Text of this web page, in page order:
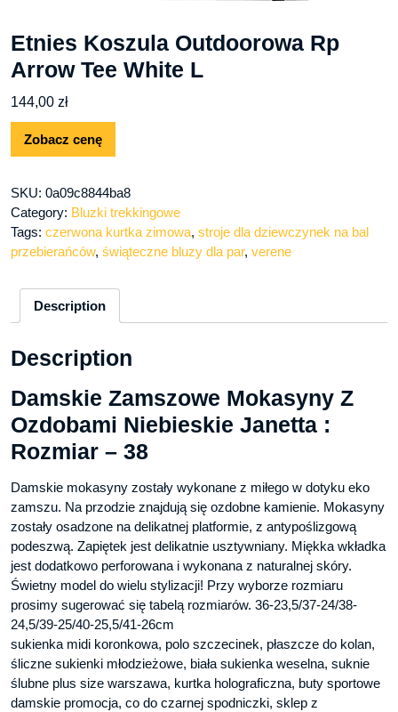
Etnies Koszula Outdoorowa Rp
Arrow Tee White L
144,00 zł
Zobacz cenę
SKU: 0a09c8844ba8
Category: Bluzki trekkingowe
Tags: czerwona kurtka zimowa, stroje dla dziewczynek na bal
przebierańców, świąteczne bluzy dla par, verene
Description
Description
Damskie Zamszowe Mokasyny Z
Ozdobami Niebieskie Janetta :
Rozmiar – 38
Damskie mokasyny zostały wykonane z miłego w dotyku eko
zamszu. Na przodzie znajdują się ozdobne kamienie. Mokasyny
zostały osadzone na delikatnej platformie, z antypoślizgową
podeszwą. Zapiętek jest delikatnie usztywniany. Miękka wkładka
jest dodatkowo perforowana i wykonana z naturalnej skóry.
Świetny model do wielu stylizacji! Przy wyborze rozmiaru
prosimy sugerować się tabelą rozmiarów. 36-23,5/37-24/38-
24,5/39-25/40-25,5/41-26cm
sukienka midi koronkowa, polo szczecinek, płaszcze do kolan,
śliczne sukienki młodzieżowe, biała sukienka weselna, suknie
ślubne plus size warszawa, kurtka holograficzna, buty sportowe
damskie promocja, co do czarnej spodniczki, sklep z